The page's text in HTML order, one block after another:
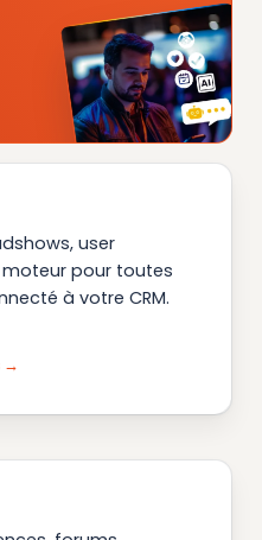
user
pour toutes
à votre CRM.